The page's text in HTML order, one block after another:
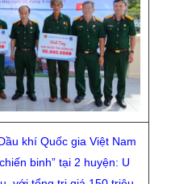
khí Quốc gia Việt Nam
binh” tại 2 huyện: U